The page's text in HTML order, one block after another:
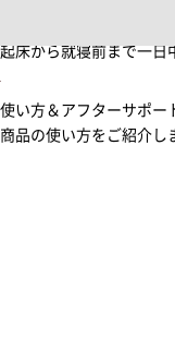
起床から就寝前まで一日
使い方＆アフターサポー
商品の使い方をご紹介し